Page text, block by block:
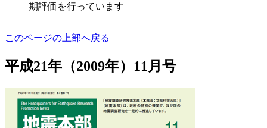
期評価を行っています
このページの上部へ戻る
平成21年（2009年）11月号